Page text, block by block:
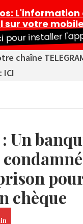
chaîne
ICI
: Un
chèque
: L'information
sur votre mobile
installer